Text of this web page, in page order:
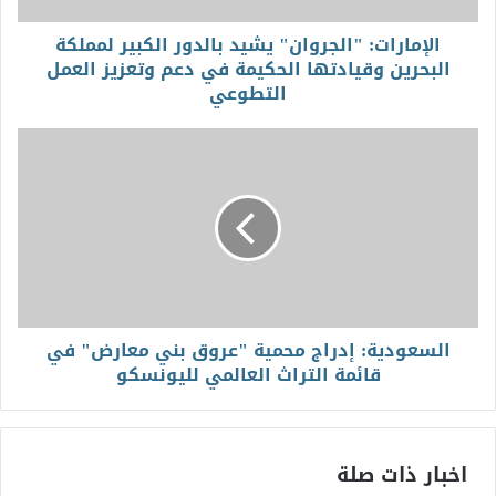
الإمارات: "الجروان" يشيد بالدور الكبير لمملكة
البحرين وقيادتها الحكيمة في دعم وتعزيز العمل
التطوعي
السعودية: إدراج محمية "عروق بني معارض" في
قائمة التراث العالمي لليونسكو
اخبار ذات صلة